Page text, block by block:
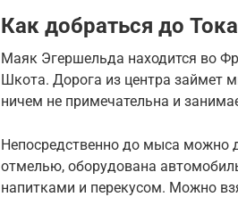
Как добраться до
Маяк Эгершельда находится во
Шкота. Дорога из центра займет
ничем не примечательна и
Непосредственно до мыса можно
отмелью, оборудована
напитками и перекусом. Можно